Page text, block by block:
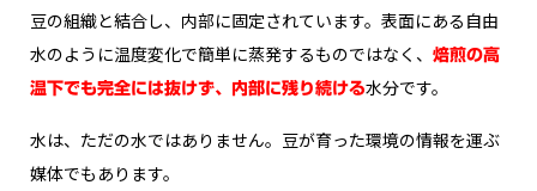
豆の組織と結合し、内部に固定されています。表面にある自由
水のように温度変化で簡単に蒸発するものではなく、 焙煎の高
温下でも完全には抜けず、内部に残り続ける水分です。
水は、ただの水ではありません。豆が育った環境の情報を運ぶ
媒体でもあります。